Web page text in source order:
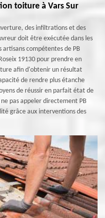
toiture à Vars Sur
des infiltrations et des
doit être exécutée dans les
artisans compétentes de PB
19130 pour prendre en
afin d'obtenir un résultat
de rendre plus étanche
de réussir en parfait état de
pas appeler directement PB
grâce aux interventions des